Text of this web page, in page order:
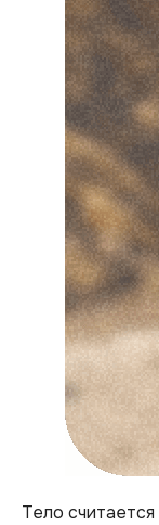
Тело считается